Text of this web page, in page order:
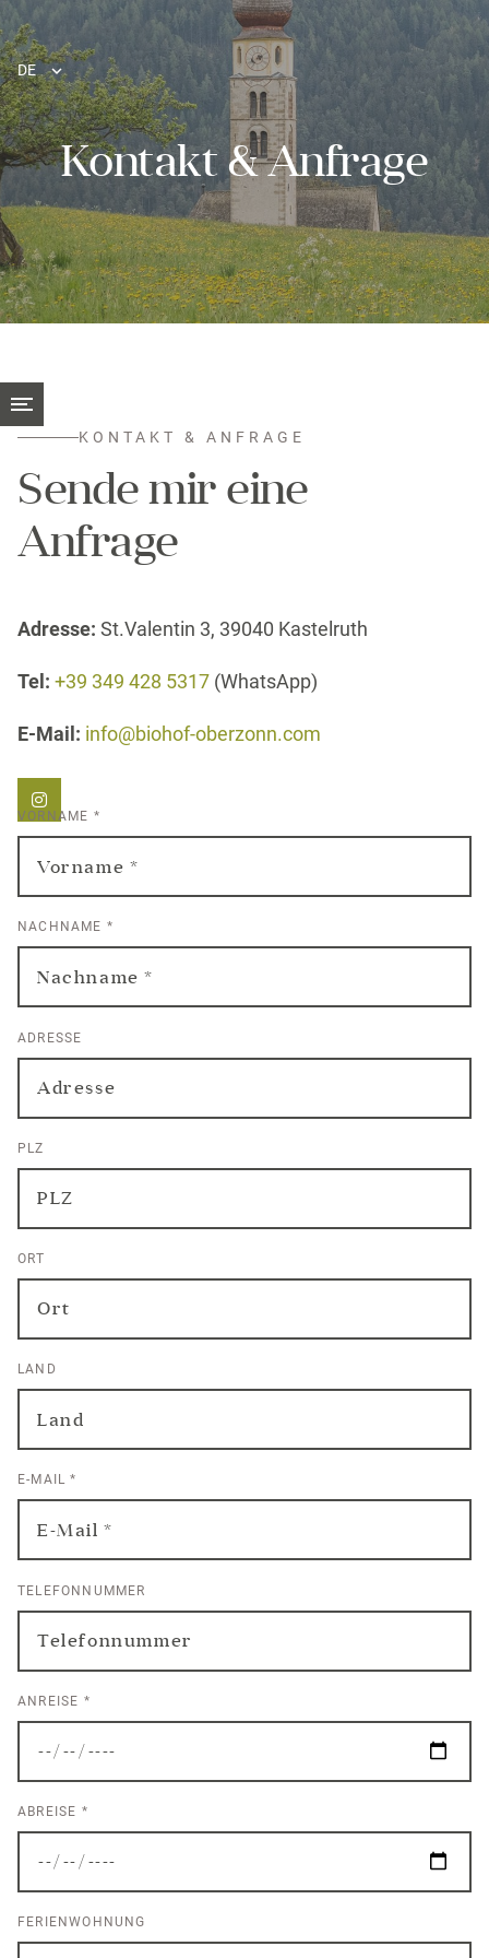
DE
Kontakt & Anfrage
KONTAKT & ANFRAGE
Sende mir eine
Anfrage
Adresse: St.Valentin 3, 39040 Kastelruth
Tel: +39 349 428 5317 (WhatsApp)
E-Mail: info@biohof-oberzonn.com
VORNAME *
NACHNAME *
ADRESSE
PLZ
ORT
LAND
E-MAIL*
TELEFONNUMMER
ANREISE *
ABREISE *
FERIENWOHNUNG